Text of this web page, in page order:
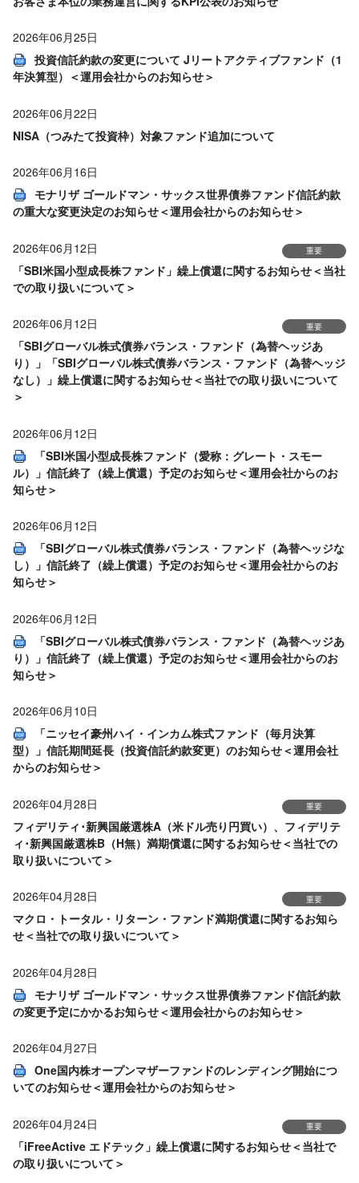
2026年06月25日
投資信託約款の変更について Jリートアクティブファンド（1
年決算型）＜運用会社からのお知らせ＞
2026年06月22日
NISA（つみたて投資枠）対象ファンド追加について
2026年06月16日
モナリザ ゴールドマン・サックス世界債券ファンド信託約款
の重大な変更決定のお知らせ＜運用会社からのお知らせ＞
2026年06月12日 重要
「SBI米国小型成長株ファンド」繰上償還に関するお知らせ＜当社
での取り扱いについて＞
2026年06月12日 重要
「SBIグローバル株式債券バランス・ファンド（為替ヘッジあ
り）」「SBIグローバル株式債券バランス・ファンド（為替ヘッジ
なし）」繰上償還に関するお知らせ＜当社での取り扱いについて
＞
2026年06月12日
「SBI米国小型成長株ファンド（愛称：グレート・スモー
ル）」信託終了（繰上償還）予定のお知らせ＜運用会社からのお
知らせ＞
2026年06月12日
「SBIグローバル株式債券バランス・ファンド（為替ヘッジな
し）」信託終了（繰上償還）予定のお知らせ＜運用会社からのお
知らせ＞
2026年06月12日
「SBIグローバル株式債券バランス・ファンド（為替ヘッジあ
り）」信託終了（繰上償還）予定のお知らせ＜運用会社からのお
知らせ＞
2026年06月10日
「ニッセイ豪州ハイ・インカム株式ファンド（毎月決算
型）」信託期間延長（投資信託約款変更）のお知らせ＜運用会社
からのお知らせ＞
2026年04月28日 重要
フィデリティ･新興国厳選株A（米ドル売り円買い）、フィデリテ
ィ･新興国厳選株B（H無）満期償還に関するお知らせ＜当社での
取り扱いについて＞
2026年04月28日 重要
マクロ・トータル・リターン・ファンド満期償還に関するお知ら
せ＜当社での取り扱いについて＞
2026年04月28日
モナリザ ゴールドマン・サックス世界債券ファンド信託約款
の変更予定にかかるお知らせ＜運用会社からのお知らせ＞
2026年04月27日
One国内株オープンマザーファンドのレンディング開始につ
いてのお知らせ＜運用会社からのお知らせ＞
2026年04月24日 重要
「iFreeActive エドテック」繰上償還に関するお知らせ＜当社で
の取り扱いについて＞